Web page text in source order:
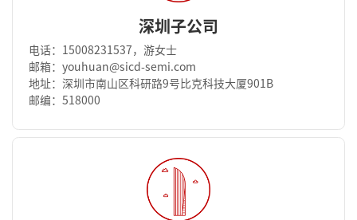
深圳子公司
电话：15008231537，游女士
邮箱：youhuan@sicd-semi.com
地址：深圳市南山区科研路9号比克科技大厦901B
邮编：518000